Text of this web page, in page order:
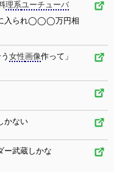
理系ユーチューバ
入られ◯◯◯万円相
女性画像作って」
かない
ー武蔵しかな